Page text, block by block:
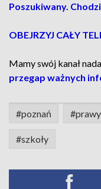
Poszukiwany.
OBEJRZYJ CAŁY
Mamy swój kanał
przegap ważnych
#poznań
#szkoły